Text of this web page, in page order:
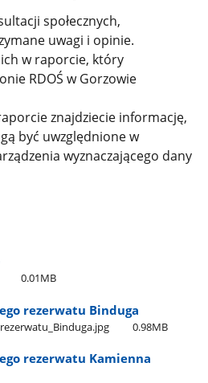
społecznych,
uwagi i opinie.
w raporcie, który
RDOŚ w Gorzowie
znajdziecie informację,
być uwzględnione w
wyznaczającego dany
0.01MB
rezerwatu Binduga
0.98MB
rezerwatu Kamienna